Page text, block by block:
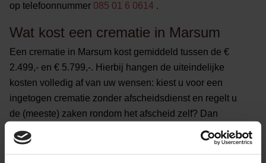
op telefoonnummer 085 01 6 0614 .
Wat kost een crematie in Marsum
Een crematie in Marsum kost gemiddeld tussen de €
2.499,- en € 5.799,-. Hierbij hangen de uiteindelijke
kosten volledig af van uw wensen: kiest u voor een
ingetogen crematie zonder afscheidsdienst en regelt u
de (meeste) zaken rondom het afscheid zelf? Dan
betaalt u minder dan wanneer u kiest voor een
uitgebreide crematie met afscheidsdienst, ruimte voor